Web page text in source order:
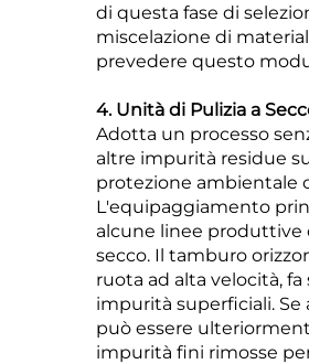
di questa fase di
miscelazione di
prevedere questo
4. Unità di Pulizia a
Adotta un processo
altre impurità residue
protezione ambientale
L'equipaggiamento
alcune linee produttive
secco. Il tamburo
ruota ad alta velocità,
impurità superficiali.
può essere
impurità fini rimosse